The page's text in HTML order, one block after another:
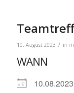
10. August 2023 / in
WANN